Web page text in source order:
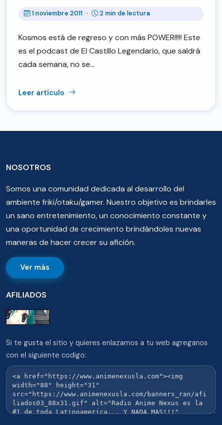
1 noviembre 2011 · 2 min de lectura
Kosmos está de regreso y con más POWER!!!!! Este
es el podcast de El Castillo Legendario, que saldrá
cada semana, no se…
Leer artículo
NOSOTROS
Somos una comunidad dedicada al desarrollo del
ambiente friki/otaku/gamer. Nuestro objetivo es brindarles
un sano entretenimiento, un conocimiento constante y
una oportunidad de crecimiento brindándoles nuevas
maneras de hacer crecer su afición.
Ver más
AFILIADOS
Si te gusta el sitio y quieres enlazarnos a tu web agreganos
con el siguiente codigo: